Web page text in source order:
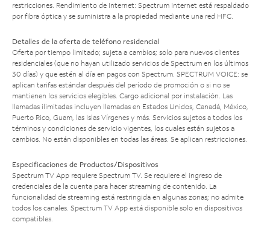
restricciones. Rendimiento de Internet: Spectrum Internet está respaldado
por fibra óptica y se suministra a la propiedad mediante una red HFC.
Detalles de la oferta de teléfono residencial
Oferta por tiempo limitado; sujeta a cambios; solo para nuevos clientes
residenciales (que no hayan utilizado servicios de Spectrum en los últimos
30 días) y que estén al día en pagos con Spectrum. SPECTRUM VOICE: se
aplican tarifas estándar después del período de promoción o si no se
mantienen los servicios elegibles. Cargo adicional por instalación. Las
llamadas ilimitadas incluyen llamadas en Estados Unidos, Canadá, México,
Puerto Rico, Guam, las Islas Vírgenes y más. Servicios sujetos a todos los
términos y condiciones de servicio vigentes, los cuales están sujetos a
cambios. No están disponibles en todas las áreas. Se aplican restricciones.
Especificaciones de Productos/Dispositivos
Spectrum TV App requiere Spectrum TV. Se requiere el ingreso de
credenciales de la cuenta para hacer streaming de contenido. La
funcionalidad de streaming está restringida en algunas zonas; no admite
todos los canales. Spectrum TV App está disponible solo en dispositivos
compatibles.